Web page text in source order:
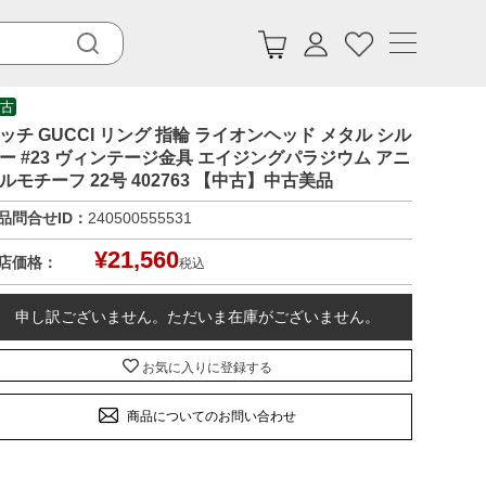
チ GUCCI リング 指輪 ライオンヘッド メタル シル
#23 ヴィンテージ金具 エイジングパラジウム アニ
モチーフ 22号 402763 【中古】中古美品
問合せID： 240500555531
価格： ¥21,560税込
申し訳ございません。ただいま在庫がございません。
お気に入りに登録する
商品についてのお問い合わせ